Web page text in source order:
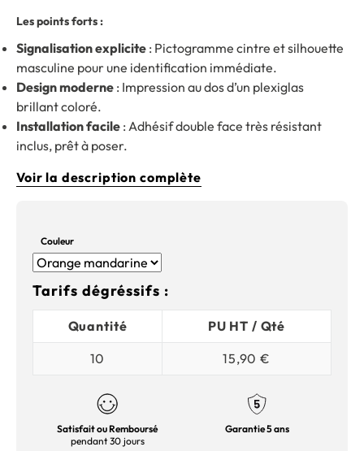
Les points forts :
Signalisation explicite : Pictogramme cintre et silhouette
masculine pour une identification immédiate.
Design moderne : Impression au dos d’un plexiglas
brillant coloré.
Installation facile : Adhésif double face très résistant
inclus, prêt à poser.
Voir la description complète
Couleur
Tarifs dégréssifs :
Quantité
PU HT / Qté
10
15,90 €
Satisfait ou Remboursé
pendant 30 jours
Garantie 5 ans